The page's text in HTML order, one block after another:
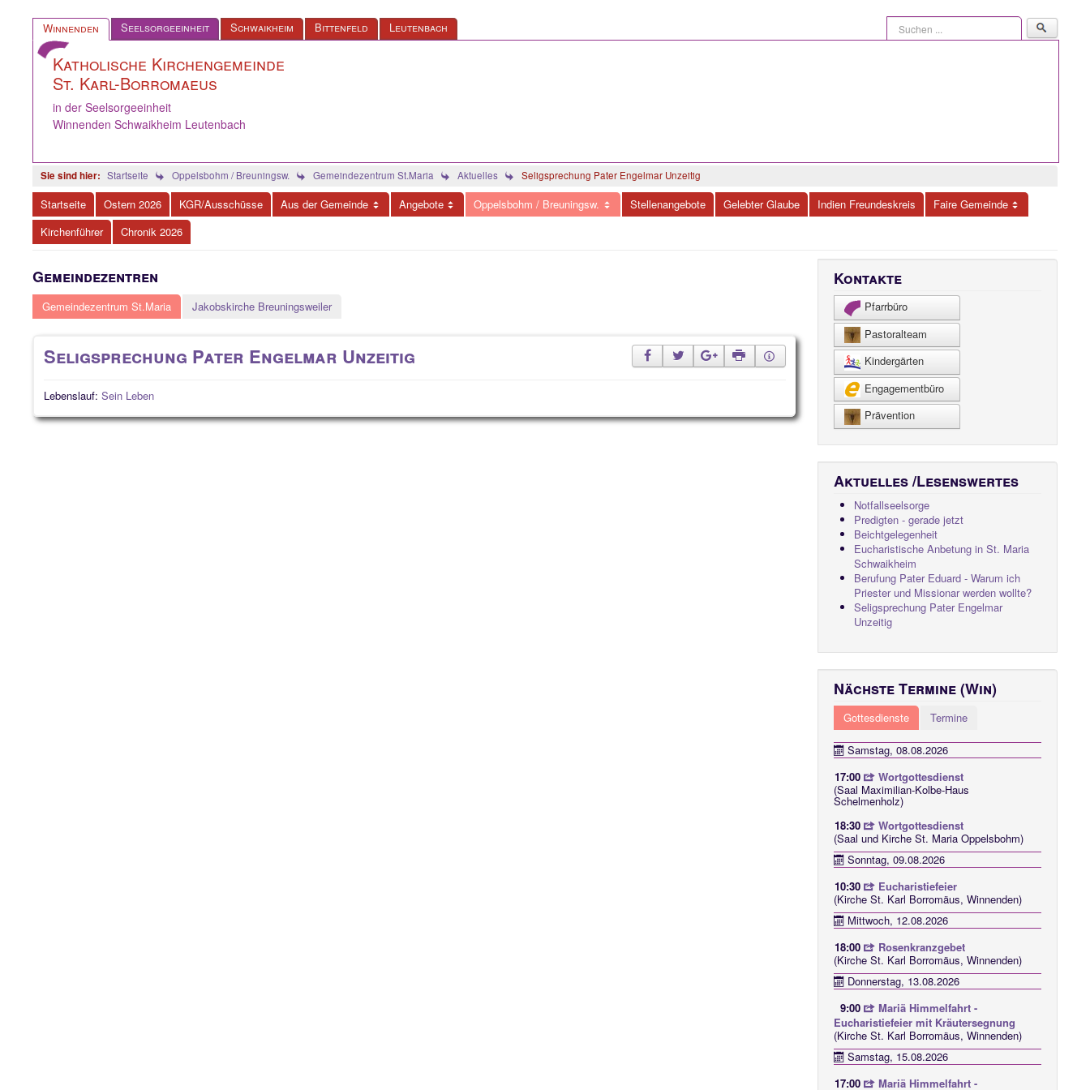
Winnenden Seelsorgeeinheit Schwaikheim Bittenfeld Leutenbach
Suchen
...
Katholische Kirchengemeinde
St. Karl-Borromaeus
in der Seelsorgeeinheit
Winnenden Schwaikheim Leutenbach
Startseite Oppelsbohm / Breuningsw. Gemeindezentrum St.Maria Aktuelles Seligsprechung Pater Engelmar Unzeitig
Startseite Ostern 2026 KGR/Ausschüsse Aus der Gemeinde Angebote Oppelsbohm / Breuningsw. Stellenangebote Gelebter Glaube Indien Freundeskreis
Faire Gemeinde
Kirchenführer
Chronik 2026
Gemeindezentren
Gemeindezentrum St.Maria Jakobskirche Breuningsweiler
Seligsprechung Pater Engelmar Unzeitig
Lebenslauf: Sein Leben
Kontakte
Pfarrbüro
Pastoralteam
Kindergärten
Engagementbüro
Prävention
Aktuelles /Lesenswertes
Notfallseelsorge
Predigten - gerade jetzt
Beichtgelegenheit
Eucharistische Anbetung in St. Maria
Schwaikheim
Berufung Pater Eduard - Warum ich
Priester und Missionar werden wollte?
Seligsprechung Pater Engelmar
Unzeitig
Nächste Termine (Win)
Gottesdienste Termine
Samstag, 08.08.2026
17:00
Wortgottesdienst
(Saal Maximilian-Kolbe-Haus
Schelmenholz)
18:30
Wortgottesdienst
(Saal und Kirche St. Maria Oppelsbohm)
Sonntag, 09.08.2026
10:30
Eucharistiefeier
(Kirche St. Karl Borromäus, Winnenden)
Mittwoch, 12.08.2026
18:00
Rosenkranzgebet
(Kirche St. Karl Borromäus, Winnenden)
Donnerstag, 13.08.2026
9:00
Mariä Himmelfahrt -
Eucharistiefeier mit Kräutersegnung
(Kirche St. Karl Borromäus, Winnenden)
Samstag, 15.08.2026
17:00
Mariä Himmelfahrt -